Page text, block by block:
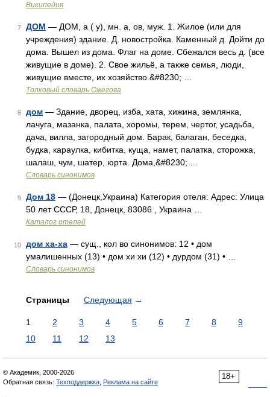
Википедия
7 ДОМ — ДОМ, а ( у), мн. а, ов, муж. 1. Жилое (или для
учреждения) здание. Д. новостройка. Каменный д. Дойти до
дома. Вышел из дома. Флаг на доме. Сбежался весь д. (все
живущие в доме). 2. Свое жильё, а также семья, люди,
живущие вместе, их хозяйство.&#8230; …
Толковый словарь Ожегова
8 дом — Здание, дворец, изба, хата, хижина, землянка,
лачуга, мазанка, палата, хоромы, терем, чертог, усадьба,
дача, вилла, загородный дом. Барак, балаган, беседка,
будка, караулка, кибитка, куща, намет, палатка, сторожка,
шалаш, чум, шатер, юрта. Дома,&#8230; …
Словарь синонимов
9 Дом 18 — (Донецк,Украина) Категория отеля: Адрес: Улица
50 лет СССР, 18, Донецк, 83086 , Украина …
Каталог отелей
10 дом ха-ха — сущ., кол во синонимов: 12 • дом
умалишенных (13) • дом хи хи (12) • дурдом (31) • …
Словарь синонимов
Страницы Следующая →
1 2 3 4 5 6 7 8
9
10
11 12 13
18+
© Академик, 2000-2026
Обратная связь: Техподдержка Реклама на сайте